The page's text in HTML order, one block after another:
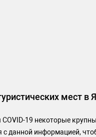
мест в
19 некоторые
данной информацией,